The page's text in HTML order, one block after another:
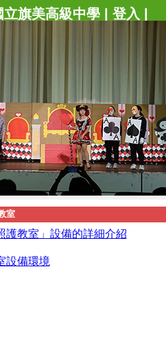
立旗美高級中學 登入
室
護教室」設備的詳細介紹
設備環境